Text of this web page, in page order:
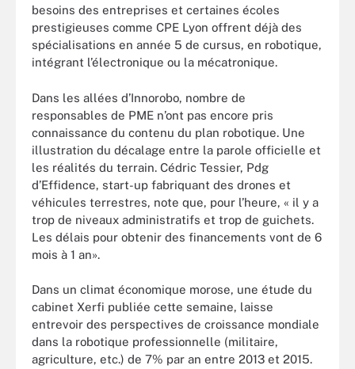
besoins des entreprises et certaines écoles
prestigieuses comme CPE Lyon offrent déjà des
spécialisations en année 5 de cursus, en robotique,
intégrant l’électronique ou la mécatronique.
Dans les allées d’Innorobo, nombre de
responsables de PME n’ont pas encore pris
connaissance du contenu du plan robotique. Une
illustration du décalage entre la parole officielle et
les réalités du terrain. Cédric Tessier, Pdg
d’Effidence, start-up fabriquant des drones et
véhicules terrestres, note que, pour l’heure, « il y a
trop de niveaux administratifs et trop de guichets.
Les délais pour obtenir des financements vont de 6
mois à 1 an».
Dans un climat économique morose, une étude du
cabinet Xerfi publiée cette semaine, laisse
entrevoir des perspectives de croissance mondiale
dans la robotique professionnelle (militaire,
agriculture, etc.) de 7% par an entre 2013 et 2015.